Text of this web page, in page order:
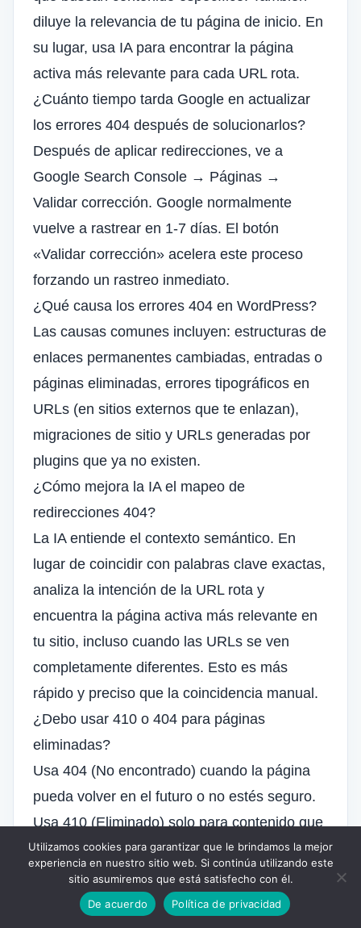
diluye la relevancia de tu página de inicio. En
su lugar, usa IA para encontrar la página
activa más relevante para cada URL rota.
¿Cuánto tiempo tarda Google en actualizar
los errores 404 después de solucionarlos?
Después de aplicar redirecciones, ve a
Google Search Console → Páginas →
Validar corrección. Google normalmente
vuelve a rastrear en 1-7 días. El botón
«Validar corrección» acelera este proceso
forzando un rastreo inmediato.
¿Qué causa los errores 404 en WordPress?
Las causas comunes incluyen: estructuras de
enlaces permanentes cambiadas, entradas o
páginas eliminadas, errores tipográficos en
URLs (en sitios externos que te enlazan),
migraciones de sitio y URLs generadas por
plugins que ya no existen.
¿Cómo mejora la IA el mapeo de
redirecciones 404?
La IA entiende el contexto semántico. En
lugar de coincidir con palabras clave exactas,
analiza la intención de la URL rota y
encuentra la página activa más relevante en
tu sitio, incluso cuando las URLs se ven
completamente diferentes. Esto es más
rápido y preciso que la coincidencia manual.
¿Debo usar 410 o 404 para páginas
eliminadas?
Usa 404 (No encontrado) cuando la página
pueda volver en el futuro o no estés seguro.
Usa 410 (Eliminado) solo para contenido que
hayas eliminado permanentemente sin
reemplazo. Ambos le indican a Google que
elimine la URL, pero 410 señala una
Utilizamos cookies para garantizar que le brindamos la mejor
experiencia en nuestro sitio web. Si continúa utilizando este
sitio asumiremos que está satisfecho con él.
De acuerdo
Política de privacidad